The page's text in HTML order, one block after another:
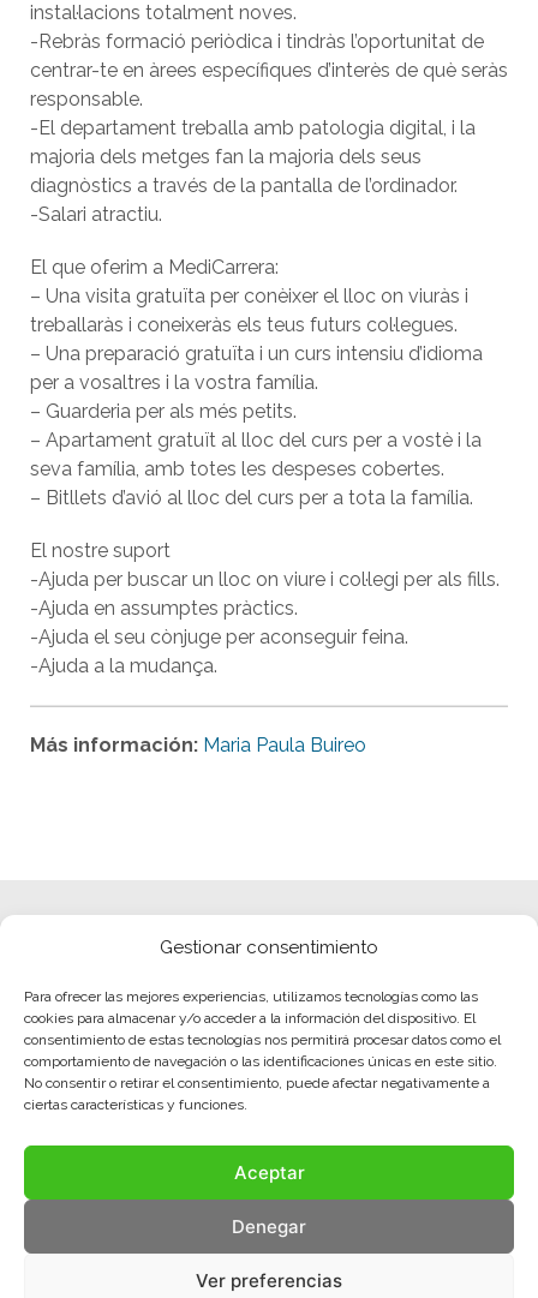
Gestionar consentimiento
Para ofrecer las mejores experiencias, utilizamos tecnologías como las
cookies para almacenar y/o acceder a la información del dispositivo. El
consentimiento de estas tecnologías nos permitirá procesar datos como el
comportamiento de navegación o las identificaciones únicas en este sitio.
No consentir o retirar el consentimiento, puede afectar negativamente a
ciertas características y funciones.
Aceptar
Denegar
Ver preferencias
instal·lacions totalment noves.
-Rebràs formació periòdica i tindràs l’oportunitat de
centrar-te en àrees específiques d’interès de què seràs
responsable.
-El departament treballa amb patologia digital, i la
majoria dels metges fan la majoria dels seus
diagnòstics a través de la pantalla de l’ordinador.
-Salari atractiu.
El que oferim a MediCarrera:
– Una visita gratuïta per conèixer el lloc on viuràs i
treballaràs i coneixeràs els teus futurs col·legues.
– Una preparació gratuïta i un curs intensiu d’idioma
per a vosaltres i la vostra família.
– Guarderia per als més petits.
– Apartament gratuït al lloc del curs per a vostè i la
seva família, amb totes les despeses cobertes.
– Bitllets d’avió al lloc del curs per a tota la família.
El nostre suport
-Ajuda per buscar un lloc on viure i col·legi per als fills.
-Ajuda en assumptes pràctics.
-Ajuda el seu cònjuge per aconseguir feina.
-Ajuda a la mudança.
Más información: Maria Paula Buireo